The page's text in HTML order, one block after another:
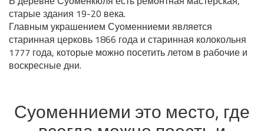
старые здания 19-20 века.
Главным украшением Суоменниеми является
старинная церковь 1866 года и старинная колокольня
1777 года, которые можно посетить летом в рабочие и
воскресные дни.
Суоменниеми это место, где